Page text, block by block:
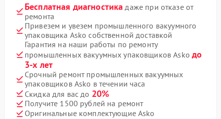
Бесплатная диагностика даже при отказе от
ремонта
Привезем и увезем промышленного вакуумного
упаковщика Asko собственной доставкой
Гарантия на наши работы по ремонту
промышленных вакуумных упаковщиков Asko до
3-х лет
Срочный ремонт промышленных вакуумных
упаковщиков Asko в течении часа
Скидка для вас до 20%
Получите 1500 рублей на ремонт
Оригинальные комплектующие Asko